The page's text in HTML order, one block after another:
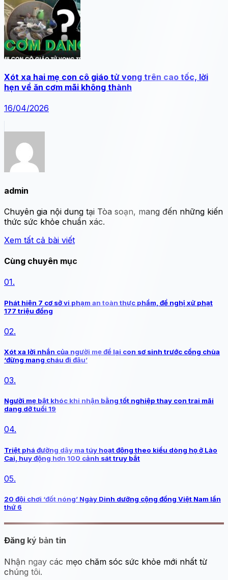
Xót xa hai mẹ con cô giáo tử vong trên cao tốc, lời
hẹn về ăn cơm mãi không thành
16/04/2026
admin
Chuyên gia nội dung tại Tòa soạn, mang đến những kiến
thức sức khỏe chuẩn xác.
Xem tất cả bài viết
Cùng chuyên mục
01.
Phát hiện 7 cơ sở vi phạm an toàn thực phẩm, đề nghị xử phạt
177 triệu đồng
02.
Xót xa lời nhắn của người mẹ để lại con sơ sinh trước cổng chùa
‘đừng mang cháu đi đâu’
03.
Người mẹ bật khóc khi nhận bằng tốt nghiệp thay con trai mãi
dang dở tuổi 19
04.
Triệt phá đường dây ma túy hoạt động theo kiểu dòng họ ở Lào
Cai, huy động hơn 100 cảnh sát truy bắt
05.
20 đội chơi ‘đốt nóng’ Ngày Dinh dưỡng cộng đồng Việt Nam lần
thứ 6
Đăng ký bản tin
Nhận ngay các mẹo chăm sóc sức khỏe mới nhất từ
chúng tôi.